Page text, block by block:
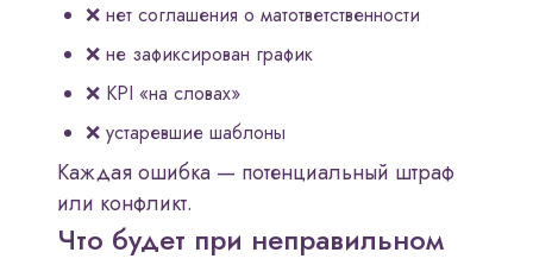
❌ нет соглашения о матответственности
❌ не зафиксирован график
❌ KPI «на словах»
❌ устаревшие шаблоны
Каждая ошибка — потенциальный штраф
или конфликт.
Что будет при неправильном